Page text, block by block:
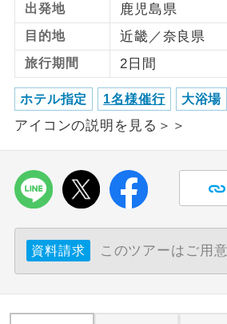
出発地 鹿児島県
目的地 近畿／奈良県
旅行期間 2日間
ホテル指定 1名様催行 大浴場
アイコンの説明を見る＞＞
資料請求 このツアーはご用
年齢制限あり
ご参加にあたり年
です。
航空会社指定
利用航空会社が指
画にとても便利で
ホテル指定
ご紹介するホテル
おひとり様バ
ス2席利用
おひとり様でバス
す。